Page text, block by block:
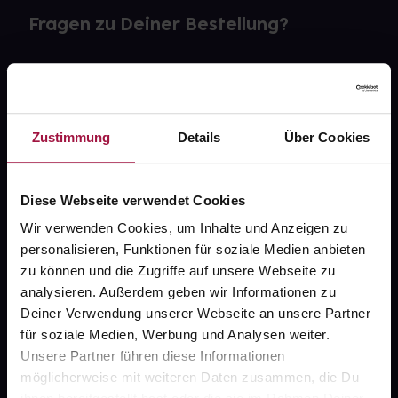
Zustimmung Details Über Cookies
Diese Webseite verwendet Cookies
Wir verwenden Cookies, um Inhalte und Anzeigen zu
personalisieren, Funktionen für soziale Medien anbieten
zu können und die Zugriffe auf unsere Webseite zu
analysieren. Außerdem geben wir Informationen zu
Deiner Verwendung unserer Webseite an unsere Partner
für soziale Medien, Werbung und Analysen weiter.
Unsere Partner führen diese Informationen
möglicherweise mit weiteren Daten zusammen, die Du
Fragen zu Deiner Bestellung?
FAQ
Widerrufsformular
gesund.de
Karriere
Newsletter
Barrierefreiheitserklärung